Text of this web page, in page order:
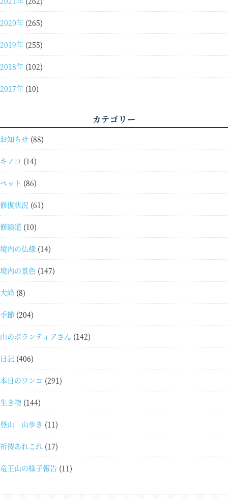
2020年 (265)
2019年 (255)
2018年 (102)
2017年 (10)
カテゴリー
お知らせ (88)
キノコ (14)
ペット (86)
修復状況 (61)
修験道 (10)
境内の仏様 (14)
境内の景色 (147)
大峰 (8)
季節 (204)
山のボランティアさん (142)
日記 (406)
本日のワンコ (291)
生き物 (144)
登山 山歩き (11)
祈祷あれこれ (17)
竜王山の様子報告 (11)